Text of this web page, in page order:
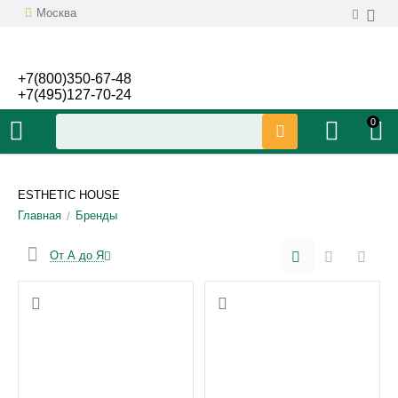
Москва
+7(800)350-67-48
+7(495)127-70-24
0
ESTHETIC HOUSE
Главная / Бренды
От А до Я